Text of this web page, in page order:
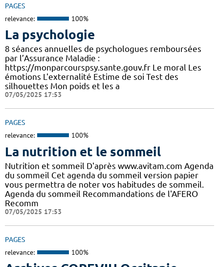
PAGES
relevance: 100%
La psychologie
8 séances annuelles de psychologues remboursées
par l’Assurance Maladie :
https://monparcourspsy.sante.gouv.fr Le moral Les
émotions L'externalité Estime de soi Test des
silhouettes Mon poids et les a
07/05/2025 17:53
PAGES
relevance: 100%
La nutrition et le sommeil
Nutrition et sommeil D'après www.avitam.com Agenda
du sommeil Cet agenda du sommeil version papier
vous permettra de noter vos habitudes de sommeil.
Agenda du sommeil Recommandations de l'AFERO
Recomm
07/05/2025 17:53
PAGES
relevance: 100%